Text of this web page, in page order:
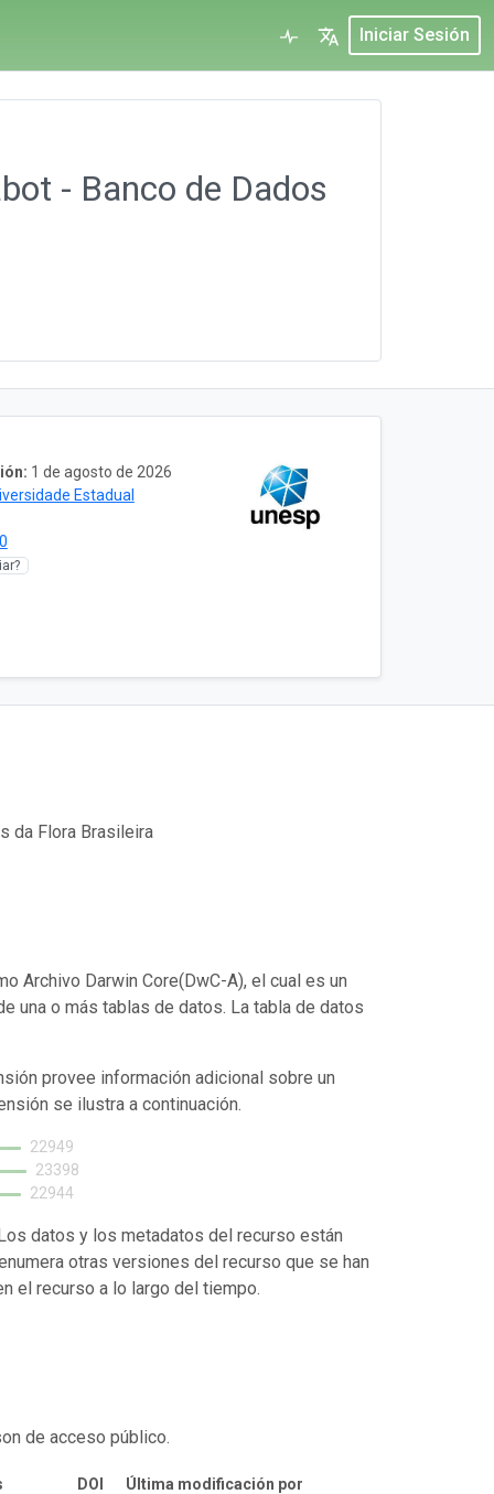
Iniciar Sesión
- Banco de Dados
1 de agosto de 2026
Estadual
da Flora Brasileira
Archivo Darwin Core(DwC-A), el cual es un
una o más tablas de datos. La tabla de datos
provee información adicional sobre un
se ilustra a continuación.
22949
23398
22944
datos y los metadatos del recurso están
otras versiones del recurso que se han
el recurso a lo largo del tiempo.
de acceso público.
DOI Última modificación por